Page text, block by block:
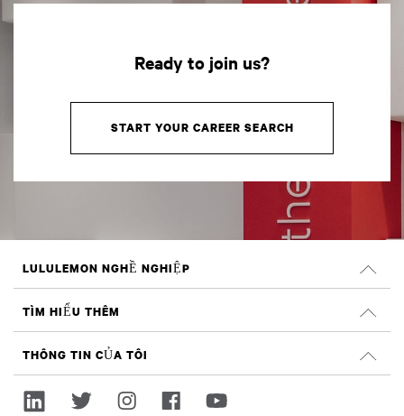
Ready to join us?
START YOUR CAREER SEARCH
LULULEMON NGHỀ NGHIỆP
Nghề nghiệp
TÌM VIỆC LÀM
TÌM HIỂU THÊM
Đánh giá trên Glassdoor
Tính bền vững và tác động xã hội
THÔNG TIN CỦA TÔI
Đăng nhập